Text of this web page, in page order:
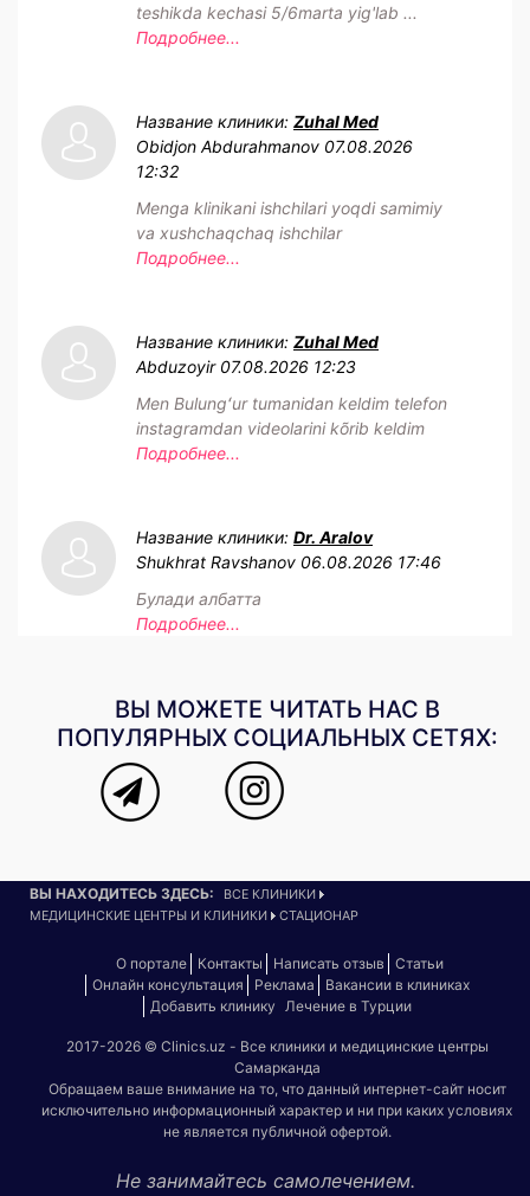
teshikda kechasi 5/6marta yig'lab ...
Подробнее...
Название клиники: Zuhal Med
Obidjon Abdurahmanov 07.08.2026
12:32
Menga klinikani ishchilari yoqdi samimiy
va xushchaqchaq ishchilar
Подробнее...
Название клиники: Zuhal Med
Abduzoyir 07.08.2026 12:23
Men Bulungʻur tumanidan keldim telefon
instagramdan videolarini kõrib keldim
Подробнее...
Название клиники: Dr. Aralov
Shukhrat Ravshanov 06.08.2026 17:46
Булади албатта
Подробнее...
ВЫ МОЖЕТЕ ЧИТАТЬ НАС В
ПОПУЛЯРНЫХ СОЦИАЛЬНЫХ СЕТЯХ:
ВЫ НАХОДИТЕСЬ ЗДЕСЬ:
ВСЕ КЛИНИКИ
МЕДИЦИНСКИЕ ЦЕНТРЫ И КЛИНИКИ
СТАЦИОНАР
О портале Контакты Написать отзыв
Статьи
Онлайн консультация
Реклама
Вакансии в клиниках
Добавить клинику
Лечение в Турции
2017-2026 © Clinics.uz - Все клиники и медицинские центры
Самарканда
Обращаем ваше внимание на то, что данный интернет-сайт носит
исключительно информационный характер и ни при каких условиях
не является публичной офертой.
Не занимайтесь самолечением.